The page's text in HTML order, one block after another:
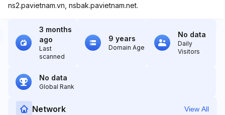
ns2.pavietnam.vn, nsbak.pavietnam.net.
3 months
ago
Last
scanned
9 years
Domain Age
No data
Daily
Visitors
No data
Global Rank
Network View All